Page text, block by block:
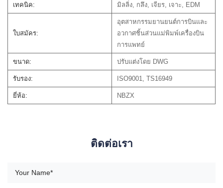
เทคนิค: มิลลิ่ง, กลึง, เจียร, เจาะ, EDM
ใบสมัคร:
อุตสาหกรรมยานยนต์การบินและ
อวกาศชิ้นส่วนแม่พิมพ์เครื่องบิน
การแพทย์
ขนาด: ปรับแต่งโดย DWG
รับรอง: ISO9001, TS16949
ยี่ห้อ: NBZX
ติดต่อเรา